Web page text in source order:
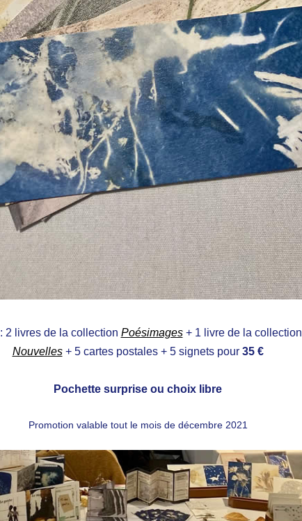
: 2 livres de la collection Poésimages+ 1 livre de la collection
Nouvelles+ 5 cartes postales + 5 signets pour 35 €
Pochette surprise ou choix libre
Promotion valable tout le mois de décembre 2021